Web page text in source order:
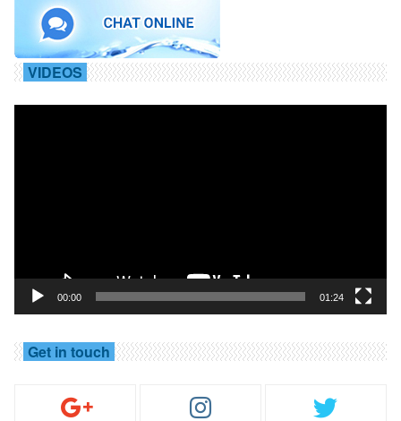
VIDEOS
00:00 01:24
Get in touch